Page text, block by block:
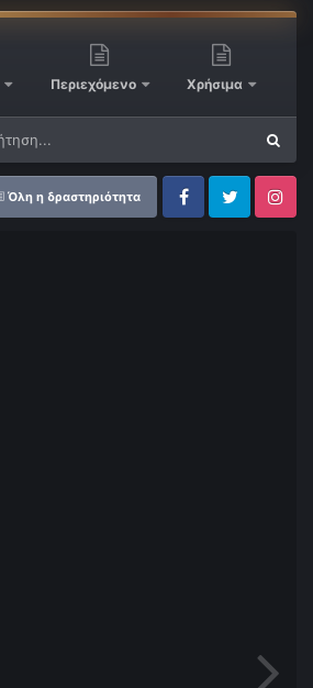
Περιεχόμενο Χρήσιμα
Όλη η δραστηριότητα
FacebookTwitter Instagram